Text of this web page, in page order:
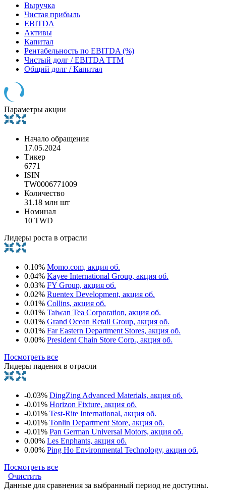
Выручка
Чистая прибыль
EBITDA
Активы
Капитал
Рентабельность по EBITDA (%)
Чистый долг / EBITDA TTM
Общий долг / Капитал
Параметры акции
Начало обращения
17.05.2024
Тикер
6771
ISIN
TW0006771009
Количество
31.18 млн шт
Номинал
10 TWD
Лидеры роста в отрасли
0.10% Momo.com, акция об.
0.04% Kayee International Group, акция об.
0.03% FY Group, акция об.
0.02% Ruentex Development, акция об.
0.01% Collins, акция об.
0.01% Taiwan Tea Corporation, акция об.
0.01% Grand Ocean Retail Group, акция об.
0.01% Far Eastern Department Stores, акция об.
0.00% President Chain Store Corp., акция об.
Посмотреть все
Лидеры падения в отрасли
-0.03% DingZing Advanced Materials, акция об.
-0.01% Horizon Fixture, акция об.
-0.01% Test-Rite International, акция об.
-0.01% Tonlin Department Store, акция об.
-0.01% Pan German Universal Motors, акция об.
0.00% Les Enphants, акция об.
0.00% Ping Ho Environmental Technology, акция об.
Посмотреть все
Очистить
Данные для сравнения за выбранный период не доступны.